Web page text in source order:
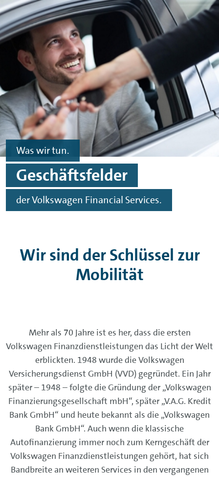
Skip to main content
Skip to footer
Was wir tun.
Geschäftsfelder
der Volkswagen Financial Services.
Wir sind der Schlüssel zur
Mobilität
Mehr als 70 Jahre ist es her, dass die ersten
Volkswagen Finanzdienstleistungen das Licht der Welt
erblickten. 1948 wurde die Volkswagen
Versicherungsdienst GmbH (VVD) gegründet. Ein Jahr
später – 1948 – folgte die Gründung der „Volkswagen
Finanzierungsgesellschaft mbH“, später „V.A.G. Kredit
Bank GmbH“ und heute bekannt als die „Volkswagen
Bank GmbH“. Auch wenn die klassische
Autofinanzierung immer noch zum Kerngeschäft der
Volkswagen Finanzdienstleistungen gehört, hat sich
Bandbreite an weiteren Services in den vergangenen